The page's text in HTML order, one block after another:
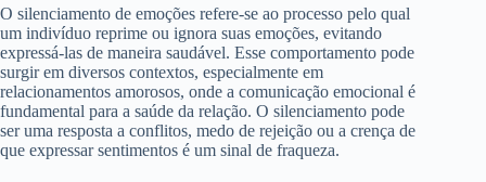
O silenciamento de emoções refere-se ao processo pelo qual
um indivíduo reprime ou ignora suas emoções, evitando
expressá-las de maneira saudável. Esse comportamento pode
surgir em diversos contextos, especialmente em
relacionamentos amorosos, onde a comunicação emocional é
fundamental para a saúde da relação. O silenciamento pode
ser uma resposta a conflitos, medo de rejeição ou a crença de
que expressar sentimentos é um sinal de fraqueza.